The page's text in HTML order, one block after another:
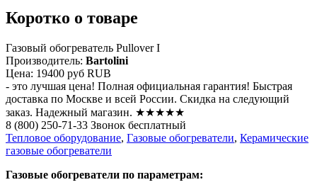
Коротко о товаре
Газовый обогреватель Pullover I
Производитель: Bartolini
Цена: 19400 руб RUB
- это лучшая цена! Полная официальная гарантия! Быстрая
доставка по Москве и всей России. Скидка на следующий
заказ. Надежный магазин. ★★★★★
8 (800) 250-71-33 Звонок бесплатный
Тепловое оборудование, Газовые обогреватели, Керамические
газовые обогреватели
Газовые обогреватели по параметрам: